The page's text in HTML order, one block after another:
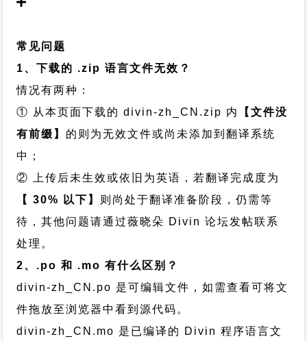
常见问题
1、下载的 .zip 语言文件无效？
情况有两种：
① 从本页面下载的 divin-zh_CN.zip 内
【文件没
有前缀】 的则为无效文件或尚未添加到翻译系统
中；
② 上传后未生效或依旧为英语，若翻译完成度为
【 30% 以下】 则尚处于翻译准备阶段，仍需等
待，其他问题请通过薇晓朵 Divin 论坛发帖联系
处理。
2、.po 和 .mo 有什么区别？
divin-zh_CN.po 是可编辑文件，如需查看可将文
件拖放至浏览器中看到源代码。
divin-zh_CN.mo 是已编译的 Divin 程序语言文